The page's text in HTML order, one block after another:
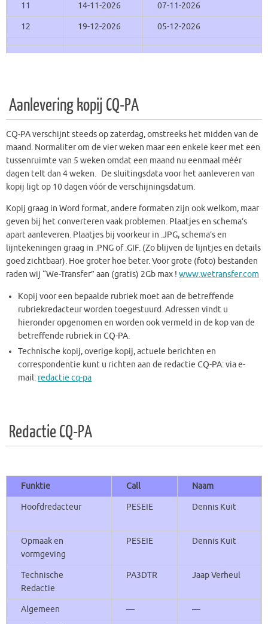
11 14-11-2026 07-11-2026
12 19-12-2026 05-12-2026
Aanlevering kopij CQ-PA
CQ-PA verschijnt steeds op zaterdag, omstreeks het midden van de
maand. Normaliter om de vier weken maar een enkele keer met een
tussenruimte van 5 weken omdat een maand nu eenmaal méér
dagen telt dan 4 weken. De sluitingsdata voor het aanleveren van
kopij ligt op 10 dagen vóór de verschijningsdatum.
Kopij graag in Word format, andere formaten zijn ook welkom, maar
geven bij het converteren vaak problemen. Plaatjes en schema’s
apart aanleveren. Plaatjes bij voorkeur in .JPG, schema’s en
lijntekeningen graag in .PNG of .GIF. (Zo blijven de lijntjes en details
goed zichtbaar). Hoe groter hoe beter. Voor grote (foto) bestanden
raden wij “We-Transfer” aan (gratis) 2Gb max ! www.wetransfer.com
Kopij voor een bepaalde rubriek moet aan de betreffende
rubriekredacteur worden toegestuurd. Adressen vindt u
hieronder opgenomen en worden ook vermeld in de kop van de
betreffende rubriek in CQ-PA.
Technische kopij, overige kopij, actuele berichten en
correspondentie kunt u richten aan de redactie CQ-PA: via e-
mail: redactie cq-pa
Redactie CQ-PA
Funktie Call Naam
Hoofdredacteur PE5EIE Dennis Kuit
Opmaak en
vormgeving
PE5EIE Dennis Kuit
Technische
Redactie
PA3DTR Jaap Verheul
Algemeen — —